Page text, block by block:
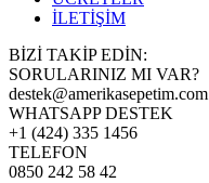
İLETİŞİM
BİZİ TAKİP EDİN:
SORULARINIZ MI VAR?
destek@amerikasepetim.com
WHATSAPP DESTEK
+1 (424) 335 1456
TELEFON
0850 242 58 42